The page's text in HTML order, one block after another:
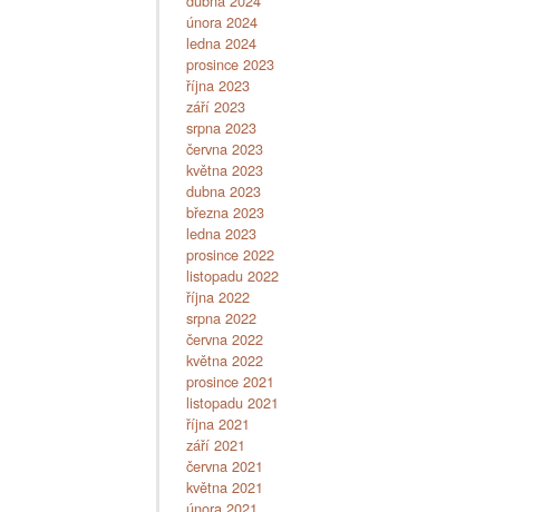
února 2024
ledna 2024
prosince 2023
října 2023
září 2023
srpna 2023
června 2023
května 2023
dubna 2023
března 2023
ledna 2023
prosince 2022
listopadu 2022
října 2022
srpna 2022
června 2022
května 2022
prosince 2021
listopadu 2021
října 2021
září 2021
června 2021
května 2021